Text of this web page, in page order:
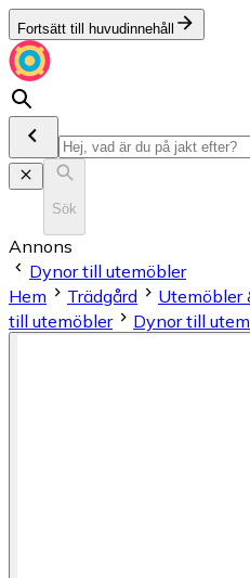
Fortsätt till huvudinnehåll
Sök
Annons
Dynor till utemöbler
Hem
Trädgård Utemöbler
till utemöbler
Dynor till